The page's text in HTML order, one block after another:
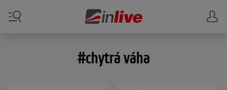
#chytrá váha